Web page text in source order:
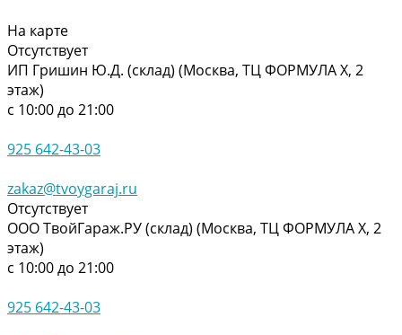
На карте
Отсутствует
ИП Гришин Ю.Д. (склад) (Москва, ТЦ ФОРМУЛА Х, 2
этаж)
с 10:00 до 21:00
925 642-43-03
zakaz@tvoygaraj.ru
Отсутствует
ООО ТвойГараж.РУ (склад) (Москва, ТЦ ФОРМУЛА Х, 2
этаж)
с 10:00 до 21:00
925 642-43-03